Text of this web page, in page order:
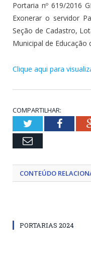
Portaria nº 619/2016
Exonerar o servidor
Seção de Cadastro,
Municipal de Educação
Clique aqui para
COMPARTILHAR:
Twitter
Email
CONTEÚDO
PORTARIAS 2024